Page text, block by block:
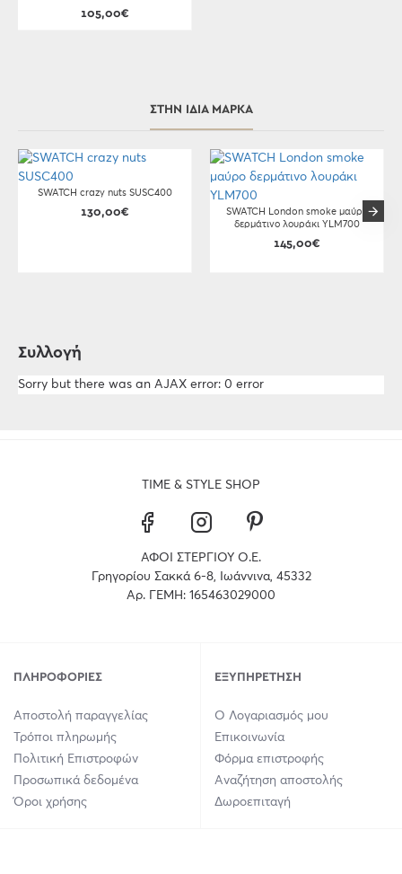
105,00€
ΣΤΗΝ ΊΔΙΑ ΜΆΡΚΑ
SWATCH crazy nuts SUSC400
130,00€
SWATCH London smoke μαύρο
δερμάτινο λουράκι YLM700
145,00€
Συλλογή
Sorry but there was an AJAX error: 0 error
TIME & STYLE SHOP
ΑΦΟΙ ΣΤΕΡΓΙΟΥ Ο.Ε.
Γρηγορίου Σακκά 6-8, Ιωάννινα, 45332
Αρ. ΓΕΜΗ: 165463029000
ΠΛΗΡΟΦΟΡΊΕΣ
Αποστολή παραγγελίας
Τρόποι πληρωμής
Πολιτική Επιστροφών
Προσωπικά δεδομένα
Όροι χρήσης
ΕΞΥΠΗΡΈΤΗΣΗ
Ο Λογαριασμός μου
Επικοινωνία
Φόρμα επιστροφής
Αναζήτηση αποστολής
Δωροεπιταγή